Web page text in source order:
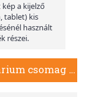
a kijelző
tablet) kis
használt
részei.
2026 évi heti beosztású kalendárium csomag - S311, Krém (Chamois)